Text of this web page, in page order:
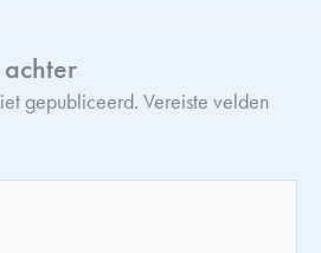
gepubliceerd. Vereiste velden